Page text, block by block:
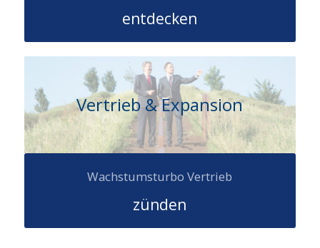
entdecken
Vertrieb & Expansion
Wachstumsturbo Vertrieb
zünden